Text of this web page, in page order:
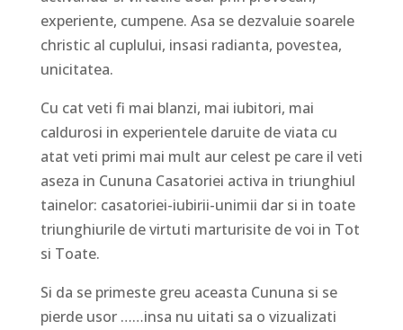
experiente, cumpene. Asa se dezvaluie soarele
christic al cuplului, insasi radianta, povestea,
unicitatea.
Cu cat veti fi mai blanzi, mai iubitori, mai
caldurosi in experientele daruite de viata cu
atat veti primi mai mult aur celest pe care il veti
aseza in Cununa Casatoriei activa in triunghiul
tainelor: casatoriei-iubirii-unimii dar si in toate
triunghiurile de virtuti marturisite de voi in Tot
si Toate.
Si da se primeste greu aceasta Cununa si se
pierde usor ……insa nu uitati sa o vizualizati